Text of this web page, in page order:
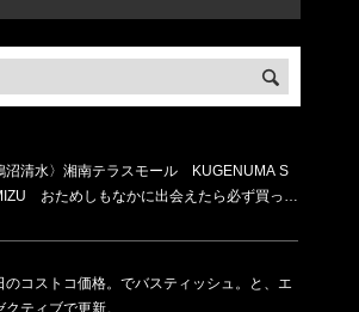
沼清水〉湘南テラスモール KUGENUMA S
おためしもなかに出会えたら必ず買った
とんど。賞味期限が少し短いだけ！化粧箱入
のコストコ価格。でバスティッシュ。と、エ
クティブで更新。